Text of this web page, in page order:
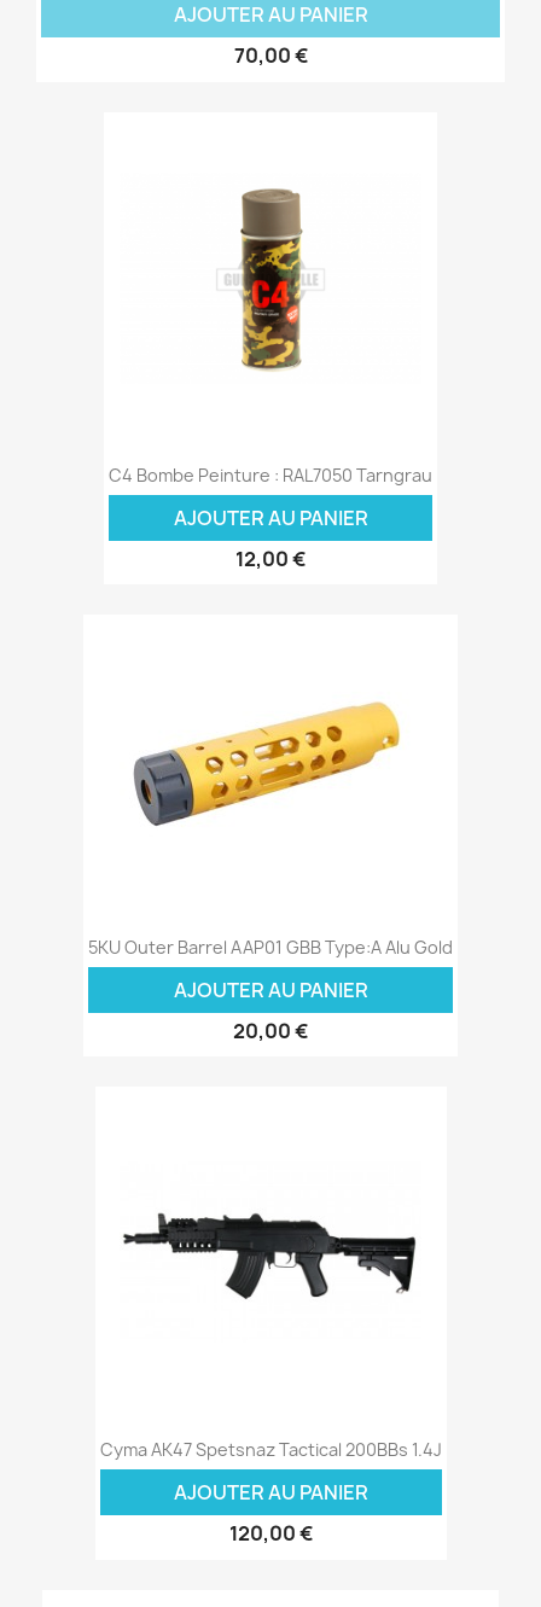
AJOUTER AU PANIER
70,00 €
C4 Bombe Peinture : RAL7050 Tarngrau
AJOUTER AU PANIER
12,00 €
5KU Outer Barrel AAP01 GBB Type:A Alu Gold
AJOUTER AU PANIER
20,00 €
Cyma AK47 Spetsnaz Tactical 200BBs 1.4J
AJOUTER AU PANIER
120,00 €